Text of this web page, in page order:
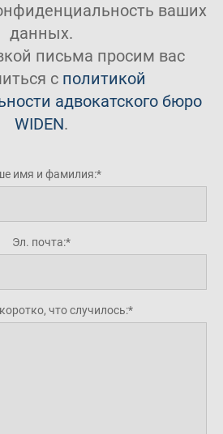
ваших
данных.
письма просим вас
с политикой
адвокатского бюро
WIDEN.
имя и фамилия:
Эл. почта:
что случилось: